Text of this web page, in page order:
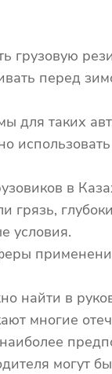
грузовую
перед
для таких
в
грязь,
условия.
найти в
многие
могут